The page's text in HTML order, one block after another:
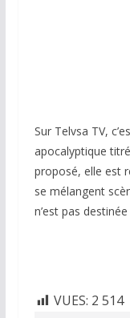
Sur Telvsa TV,
apocalyptique
proposé, elle est
se mélangent
n’est pas
VUES: 2 514